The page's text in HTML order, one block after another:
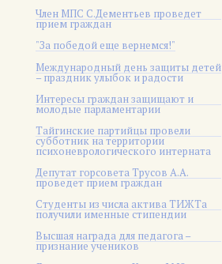
Член МПС С.Дементьев проведет
прием граждан
"За победой еще вернемся!"
Международный день защиты детей
– праздник улыбок и радости
Интересы граждан защищают и
молодые парламентарии
Тайгинские партийцы провели
субботник на территории
психоневрологического интерната
Депутат горсовета Трусов А.А.
проведет прием граждан
Студенты из числа актива ТИЖТа
получили именные стипендии
Высшая награда для педагога –
признание учеников